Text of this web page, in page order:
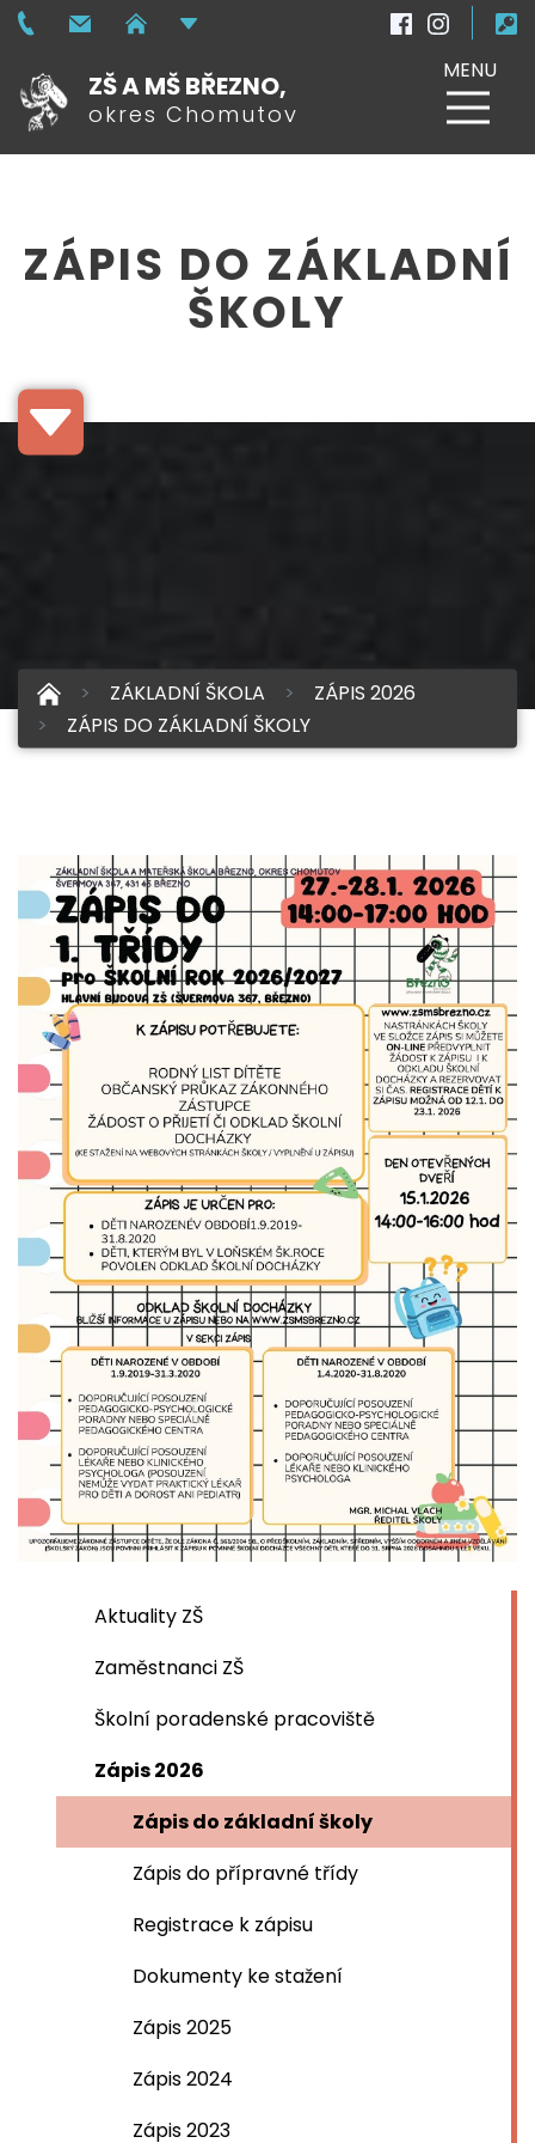
ZŠ A MŠ BŘEZNO,
okres Chomutov
MENU
ZÁPIS DO ZÁKLADNÍ
ŠKOLY
ZÁKLADNÍ ŠKOLA
ZÁPIS 2026
ZÁPIS DO ZÁKLADNÍ ŠKOLY
Aktuality ZŠ
Zaměstnanci ZŠ
Školní poradenské pracoviště
Zápis 2026
Zápis do základní školy
Zápis do přípravné třídy
Registrace k zápisu
Dokumenty ke stažení
Zápis 2025
Zápis 2024
Zápis 2023